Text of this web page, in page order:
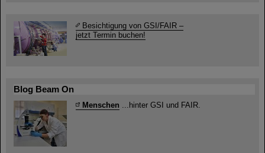
Besichtigung von GSI/FAIR –
jetzt Termin buchen!
Blog Beam On
Menschen ...hinter GSI und FAIR.